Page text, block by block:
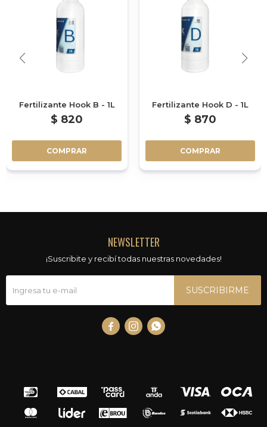
Fertilizante Hook B - 1L
$ 820
COMPRAR
Fertilizante Hook D - 1L
$ 870
COMPRAR
NEWSLETTER
¡Suscribite y recibí todas nuestras novedades!
SUSCRIBIRME
  